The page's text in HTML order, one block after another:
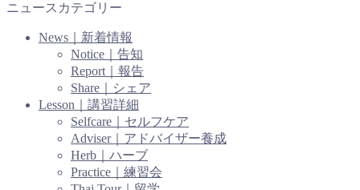
ニュースカテゴリー
News｜新着情報
Notice｜告知
Report｜報告
Share｜シェア
Lesson｜講習詳細
Selfcare｜セルフケア
Adviser｜アドバイザー養成
Herb｜ハーブ
Practice｜練習会